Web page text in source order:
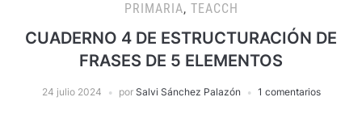
PRIMARIA, TEACCH
CUADERNO 4 DE ESTRUCTURACIÓN DE
FRASES DE 5 ELEMENTOS
24 julio 2024 por Salvi Sánchez Palazón 1 comentarios